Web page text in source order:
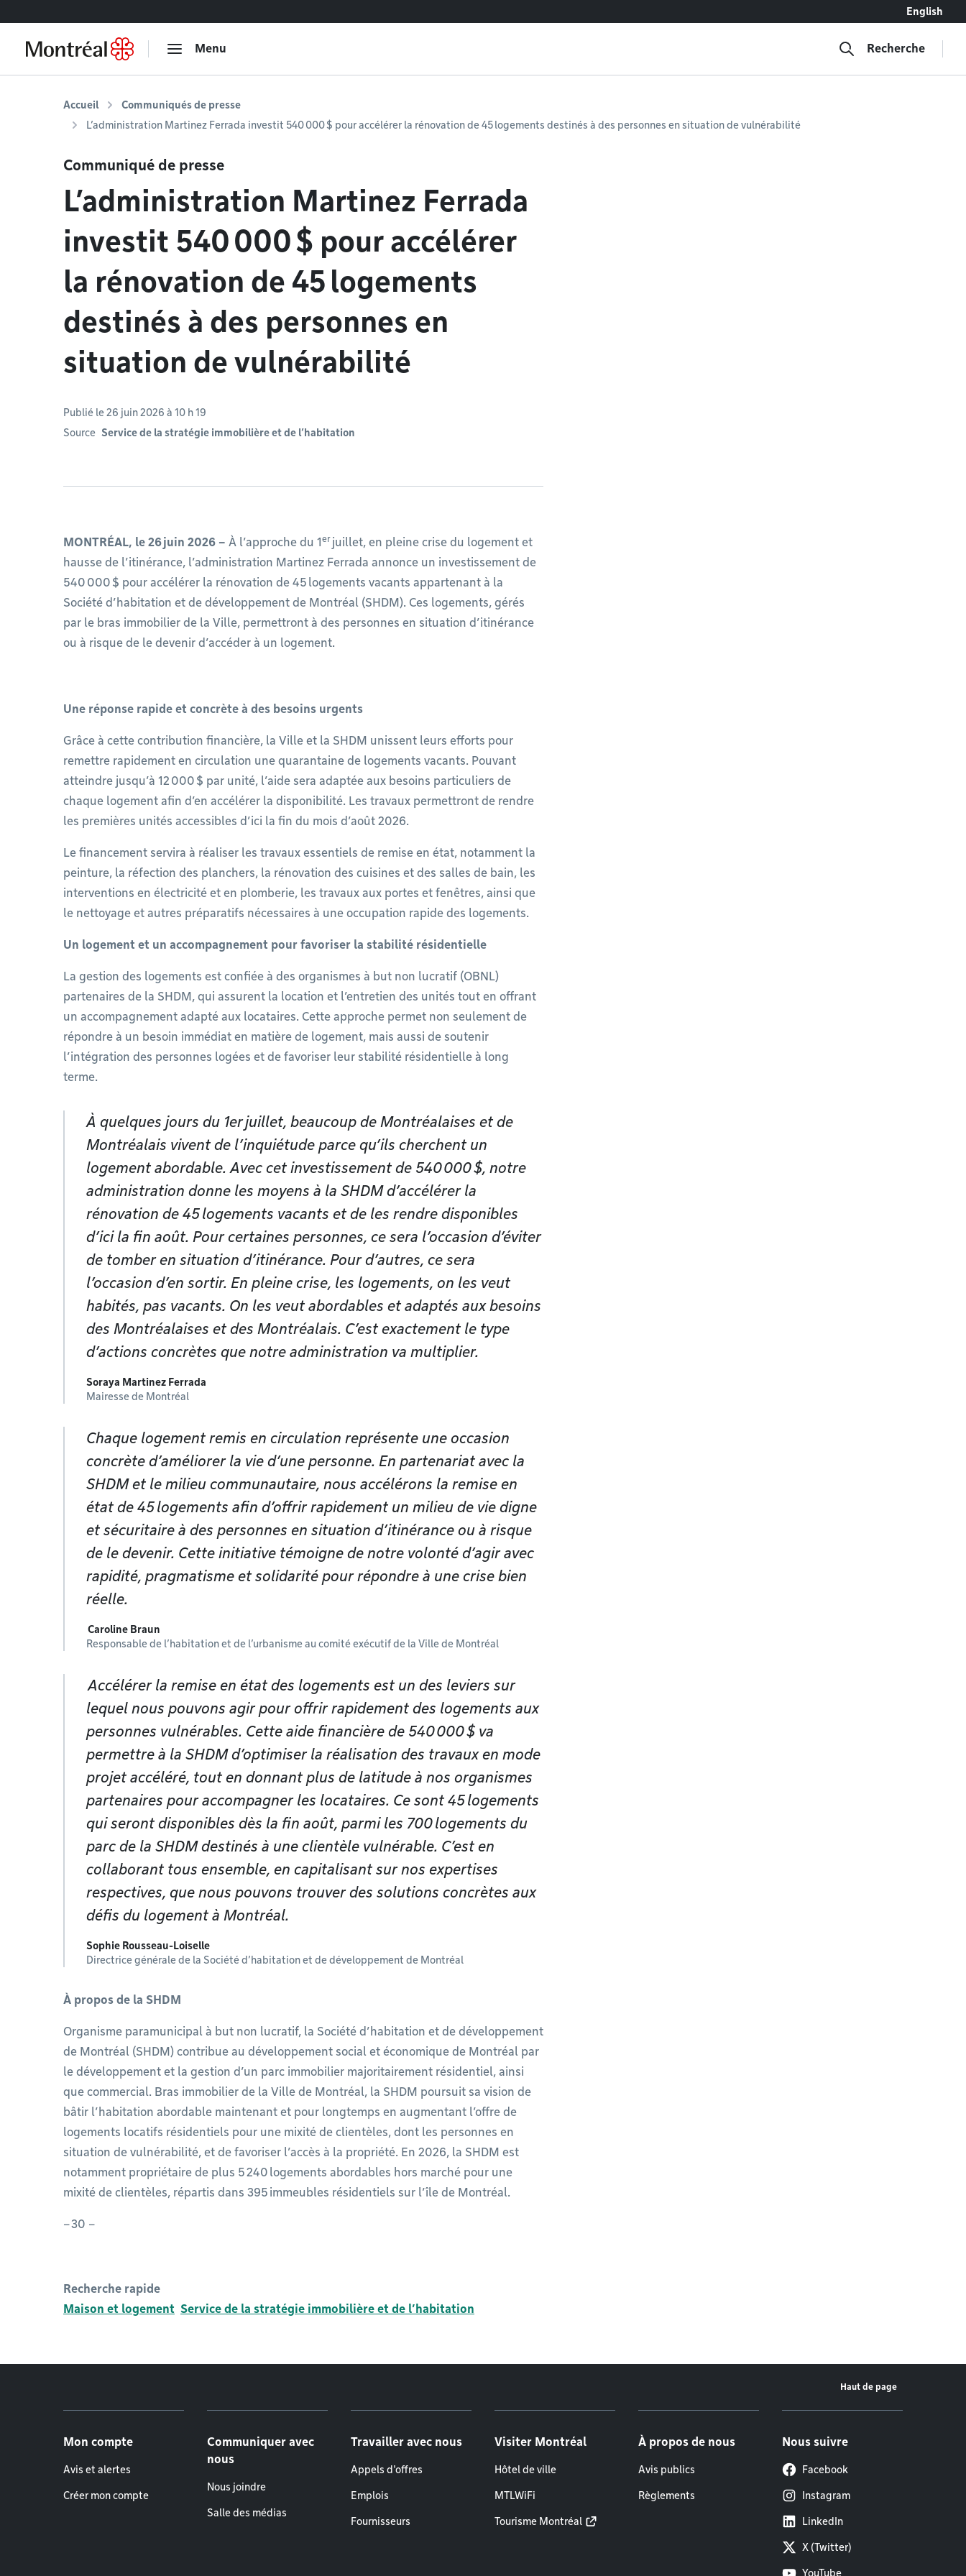
English
Menu Recherche
Accueil
Communiqués de presse
L’administration Martinez Ferrada investit 540 000 $ pour accélérer la rénovation de 45 logements destinés à des personnes en situation de vulnérabilité
Communiqué de presse
L’administration Martinez Ferrada
investit 540 000 $ pour accélérer
la rénovation de 45 logements
destinés à des personnes en
situation de vulnérabilité
Publié le 26 juin 2026 à 10 h 19
Source Service de la stratégie immobilière et de l’habitation
MONTRÉAL, le 26 juin 2026 – À l’approche du 1er juillet, en pleine crise du logement et
hausse de l’itinérance, l’administration Martinez Ferrada annonce un investissement de
540 000 $ pour accélérer la rénovation de 45 logements vacants appartenant à la
Société d’habitation et de développement de Montréal (SHDM). Ces logements, gérés
par le bras immobilier de la Ville, permettront à des personnes en situation d’itinérance
ou à risque de le devenir d’accéder à un logement.
Une réponse rapide et concrète à des besoins urgents
Grâce à cette contribution financière, la Ville et la SHDM unissent leurs efforts pour
remettre rapidement en circulation une quarantaine de logements vacants. Pouvant
atteindre jusqu’à 12 000 $ par unité, l’aide sera adaptée aux besoins particuliers de
chaque logement afin d’en accélérer la disponibilité. Les travaux permettront de rendre
les premières unités accessibles d’ici la fin du mois d’août 2026.
Le financement servira à réaliser les travaux essentiels de remise en état, notamment la
peinture, la réfection des planchers, la rénovation des cuisines et des salles de bain, les
interventions en électricité et en plomberie, les travaux aux portes et fenêtres, ainsi que
le nettoyage et autres préparatifs nécessaires à une occupation rapide des logements.
Un logement et un accompagnement pour favoriser la stabilité résidentielle
La gestion des logements est confiée à des organismes à but non lucratif (OBNL)
partenaires de la SHDM, qui assurent la location et l’entretien des unités tout en offrant
un accompagnement adapté aux locataires. Cette approche permet non seulement de
répondre à un besoin immédiat en matière de logement, mais aussi de soutenir
l’intégration des personnes logées et de favoriser leur stabilité résidentielle à long
terme.
À quelques jours du 1er juillet, beaucoup de Montréalaises et de
Montréalais vivent de l’inquiétude parce qu’ils cherchent un
logement abordable. Avec cet investissement de 540 000 $, notre
administration donne les moyens à la SHDM d’accélérer la
rénovation de 45 logements vacants et de les rendre disponibles
d’ici la fin août. Pour certaines personnes, ce sera l’occasion d’éviter
de tomber en situation d’itinérance. Pour d’autres, ce sera
l’occasion d’en sortir. En pleine crise, les logements, on les veut
habités, pas vacants. On les veut abordables et adaptés aux besoins
des Montréalaises et des Montréalais. C’est exactement le type
d’actions concrètes que notre administration va multiplier.
Soraya Martinez Ferrada
Mairesse de Montréal
Chaque logement remis en circulation représente une occasion
concrète d’améliorer la vie d’une personne. En partenariat avec la
SHDM et le milieu communautaire, nous accélérons la remise en
état de 45 logements afin d’offrir rapidement un milieu de vie digne
et sécuritaire à des personnes en situation d’itinérance ou à risque
de le devenir. Cette initiative témoigne de notre volonté d’agir avec
rapidité, pragmatisme et solidarité pour répondre à une crise bien
réelle.
Caroline Braun
Responsable de l’habitation et de l’urbanisme au comité exécutif de la Ville de Montréal
Accélérer la remise en état des logements est un des leviers sur
lequel nous pouvons agir pour offrir rapidement des logements aux
personnes vulnérables. Cette aide financière de 540 000 $ va
permettre à la SHDM d’optimiser la réalisation des travaux en mode
projet accéléré, tout en donnant plus de latitude à nos organismes
partenaires pour accompagner les locataires. Ce sont 45 logements
qui seront disponibles dès la fin août, parmi les 700 logements du
parc de la SHDM destinés à une clientèle vulnérable. C’est en
collaborant tous ensemble, en capitalisant sur nos expertises
respectives, que nous pouvons trouver des solutions concrètes aux
défis du logement à Montréal.
Sophie Rousseau-Loiselle
Directrice générale de la Société d’habitation et de développement de Montréal
À propos de la SHDM
Organisme paramunicipal à but non lucratif, la Société d’habitation et de développement
de Montréal (SHDM) contribue au développement social et économique de Montréal par
le développement et la gestion d’un parc immobilier majoritairement résidentiel, ainsi
que commercial. Bras immobilier de la Ville de Montréal, la SHDM poursuit sa vision de
bâtir l’habitation abordable maintenant et pour longtemps en augmentant l’offre de
logements locatifs résidentiels pour une mixité de clientèles, dont les personnes en
situation de vulnérabilité, et de favoriser l’accès à la propriété. En 2026, la SHDM est
notamment propriétaire de plus 5 240 logements abordables hors marché pour une
mixité de clientèles, répartis dans 395 immeubles résidentiels sur l’île de Montréal.
– 30 –
Recherche rapide
Maison et logement Service de la stratégie immobilière et de l’habitation
Haut de page
Mon compte
Avis et alertes
Créer mon compte
Communiquer avec
nous
Nous joindre
Salle des médias
Travailler avec nous
Appels d'offres
Emplois
Fournisseurs
Visiter Montréal
Hôtel de ville
MTLWiFi
Tourisme Montréal
À propos de nous
Avis publics
Règlements
Nous suivre
Facebook
Instagram
LinkedIn
X (Twitter)
YouTube